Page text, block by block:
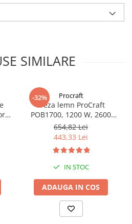
SIMILARE
-32% Procraft
Freza lemn ProCraft
POB1700, 1200 W, 2600
Rpm cu 12 freze pentru
lemn incluse in pachet
654,82 Lei
443,33 Lei
IN STOC
ADAUGA IN COS